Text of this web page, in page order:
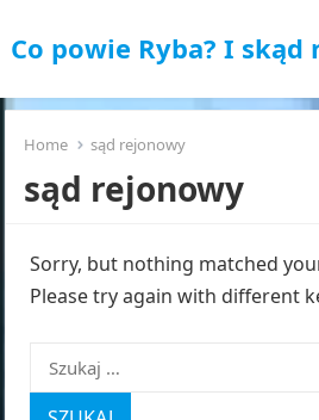
Co powie Ryba? I skąd
Home sąd rejonowy
sąd rejonowy
Sorry, but nothing matched
Please try again with different
Szukaj: